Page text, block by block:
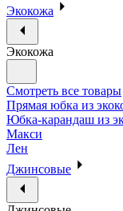
Экокожа
Экокожа
Смотреть все товары
Прямая юбка из
Юбка-карандаш из
Макси
Лен
Джинсовые